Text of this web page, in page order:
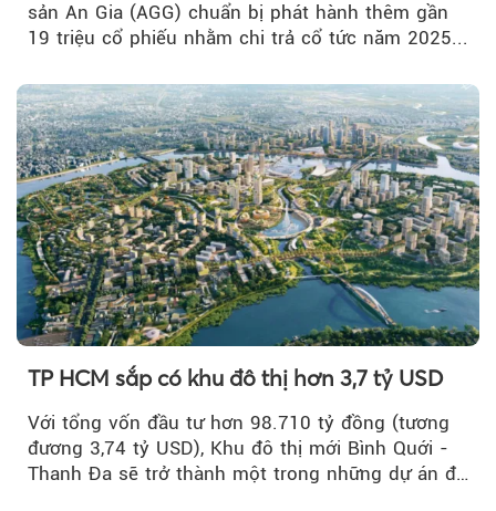
sản An Gia (AGG) chuẩn bị phát hành thêm gần
19 triệu cổ phiếu nhằm chi trả cổ tức năm 2025...
TP HCM sắp có khu đô thị hơn 3,7 tỷ USD
Với tổng vốn đầu tư hơn 98.710 tỷ đồng (tương
đương 3,74 tỷ USD), Khu đô thị mới Bình Quới -
Thanh Đa sẽ trở thành một trong những dự án đô